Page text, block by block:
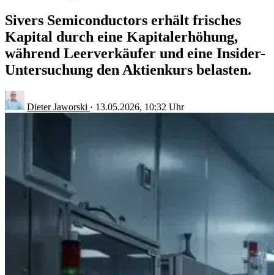
Sivers Semiconductors erhält frisches
Kapital durch eine Kapitalerhöhung,
während Leerverkäufer und eine Insider-
Untersuchung den Aktienkurs belasten.
Dieter Jaworski · 13.05.2026, 10:32 Uhr